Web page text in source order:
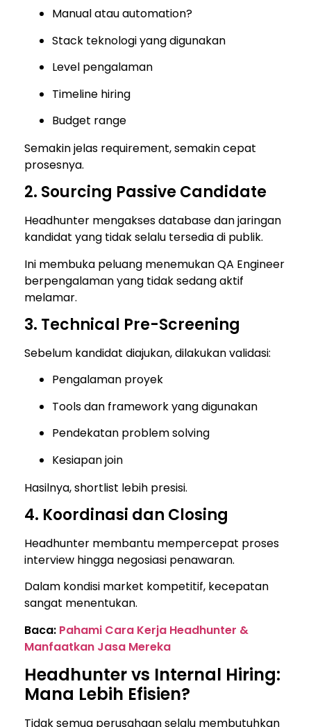
Manual atau automation?
Stack teknologi yang digunakan
Level pengalaman
Timeline hiring
Budget range
Semakin jelas requirement, semakin cepat
prosesnya.
2. Sourcing Passive Candidate
Headhunter mengakses database dan jaringan
kandidat yang tidak selalu tersedia di publik.
Ini membuka peluang menemukan QA Engineer
berpengalaman yang tidak sedang aktif
melamar.
3. Technical Pre-Screening
Sebelum kandidat diajukan, dilakukan validasi:
Pengalaman proyek
Tools dan framework yang digunakan
Pendekatan problem solving
Kesiapan join
Hasilnya, shortlist lebih presisi.
4. Koordinasi dan Closing
Headhunter membantu mempercepat proses
interview hingga negosiasi penawaran.
Dalam kondisi market kompetitif, kecepatan
sangat menentukan.
Baca: Pahami Cara Kerja Headhunter &
Manfaatkan Jasa Mereka
Headhunter vs Internal Hiring:
Mana Lebih Efisien?
Tidak semua perusahaan selalu membutuhkan